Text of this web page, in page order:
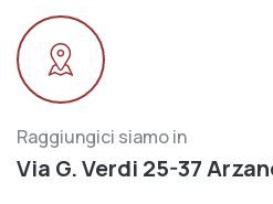
Raggiungici siamo in
Via G. Verdi 25-37